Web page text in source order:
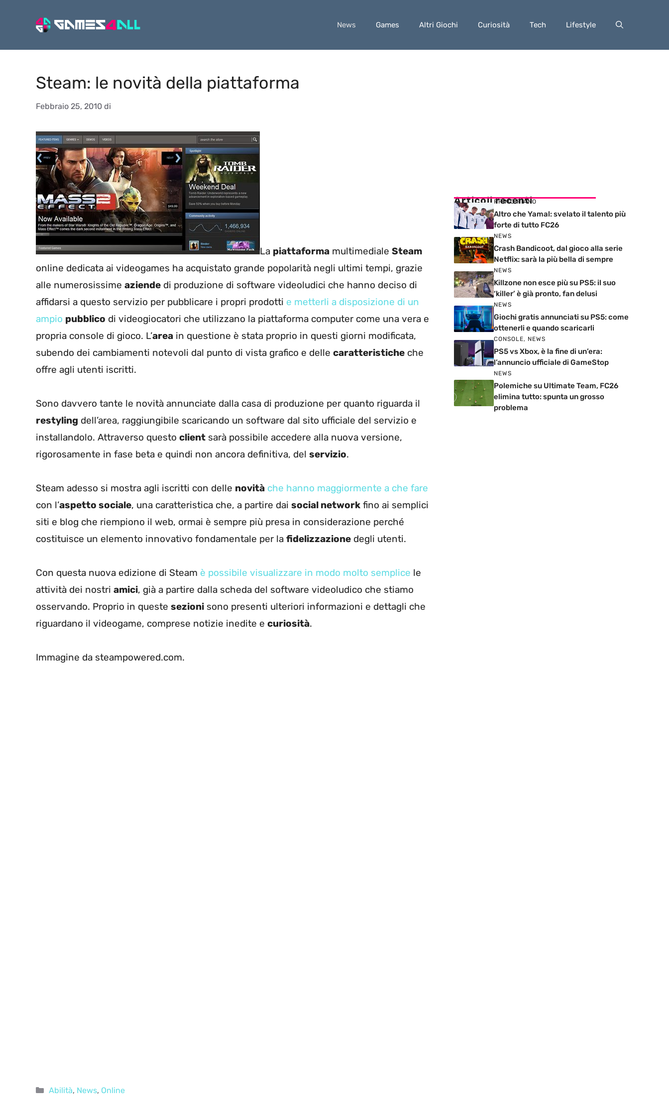
News Games Altri Giochi Curiosità Tech Lifestyle
Steam: le novità della piattaforma
Febbraio 25, 2010 di
La piattaforma multimediale Steam
online dedicata ai videogames ha acquistato grande popolarità negli ultimi tempi, grazie
alle numerosissime aziende di produzione di software videoludici che hanno deciso di
affidarsi a questo servizio per pubblicare i propri prodotti e metterli a disposizione di un
ampio pubblico di videogiocatori che utilizzano la piattaforma computer come una vera e
propria console di gioco. L’area in questione è stata proprio in questi giorni modificata,
subendo dei cambiamenti notevoli dal punto di vista grafico e delle caratteristiche che
offre agli utenti iscritti.
Sono davvero tante le novità annunciate dalla casa di produzione per quanto riguarda il
restyling dell’area, raggiungibile scaricando un software dal sito ufficiale del servizio e
installandolo. Attraverso questo client sarà possibile accedere alla nuova versione,
rigorosamente in fase beta e quindi non ancora definitiva, del servizio.
Steam adesso si mostra agli iscritti con delle novità che hanno maggiormente a che fare
con l’aspetto sociale, una caratteristica che, a partire dai social network fino ai semplici
siti e blog che riempiono il web, ormai è sempre più presa in considerazione perché
costituisce un elemento innovativo fondamentale per la fidelizzazione degli utenti.
Con questa nuova edizione di Steam è possibile visualizzare in modo molto semplice le
attività dei nostri amici, già a partire dalla scheda del software videoludico che stiamo
osservando. Proprio in queste sezioni sono presenti ulteriori informazioni e dettagli che
riguardano il videogame, comprese notizie inedite e curiosità.
Immagine da steampowered.com.
Categorie
Abilità, News, Online
Articoli recenti
PRIMO PIANO
Altro che Yamal: svelato il talento più
forte di tutto FC26
NEWS
Crash Bandicoot, dal gioco alla serie
Netflix: sarà la più bella di sempre
NEWS
Killzone non esce più su PS5: il suo
‘killer’ è già pronto, fan delusi
NEWS
Giochi gratis annunciati su PS5: come
ottenerli e quando scaricarli
CONSOLE, NEWS
PS5 vs Xbox, è la fine di un’era:
l’annuncio ufficiale di GameStop
NEWS
Polemiche su Ultimate Team, FC26
elimina tutto: spunta un grosso
problema